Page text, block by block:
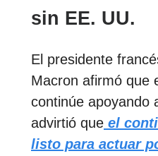
sin EE. UU.
El presidente
Macron afirmó que
continúe apoyando
advirtió que el
listo para actuar